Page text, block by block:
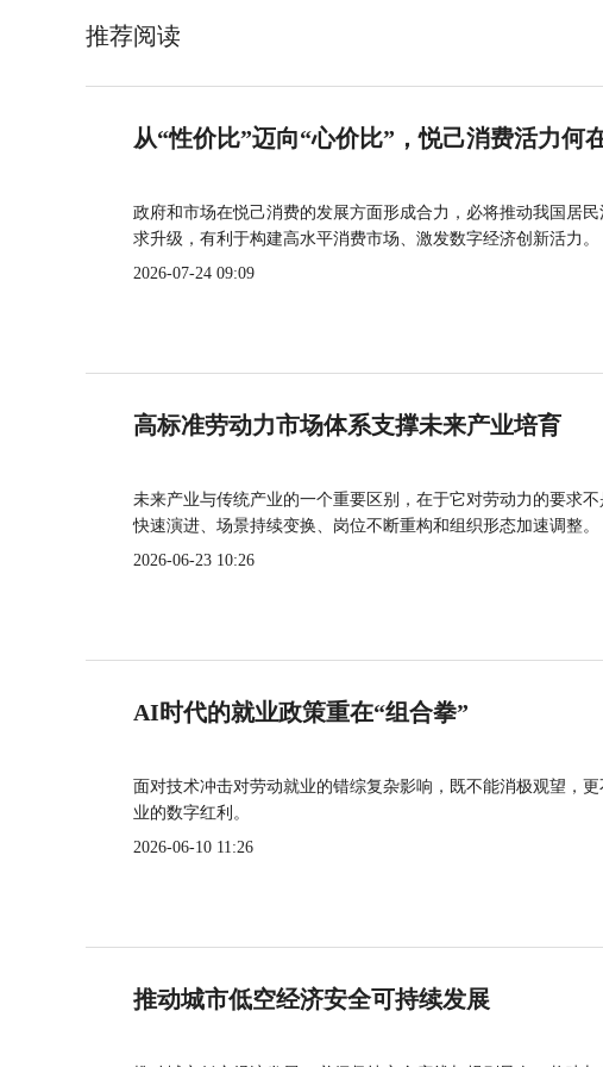
推荐阅读
从“性价比”迈向“心价比”，悦己消费活力何
政府和市场在悦己消费的发展方面形成合力，必将推动我国居
求升级，有利于构建高水平消费市场、激发数字经济创新活力。
2026-07-24 09:09
高标准劳动力市场体系支撑未来产业培育
未来产业与传统产业的一个重要区别，在于它对劳动力的要求
快速演进、场景持续变换、岗位不断重构和组织形态加速调整。
2026-06-23 10:26
AI时代的就业政策重在“组合拳”
面对技术冲击对劳动就业的错综复杂影响，既不能消极观望，
业的数字红利。
2026-06-10 11:26
推动城市低空经济安全可持续发展